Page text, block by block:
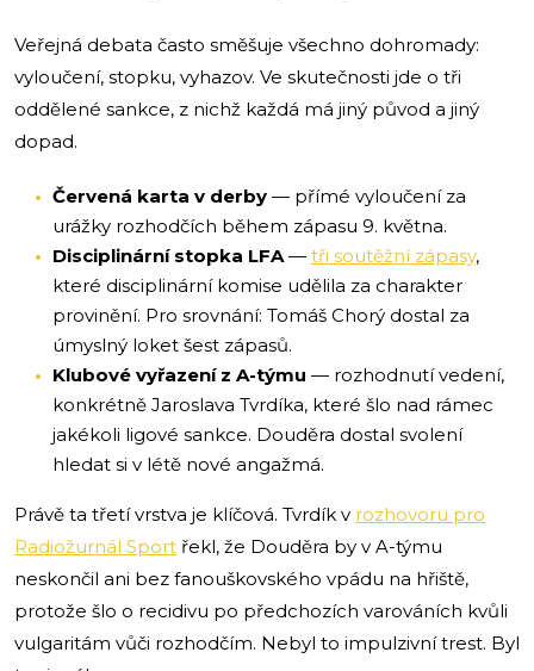
Veřejná debata často směšuje všechno dohromady:
vyloučení, stopku, vyhazov. Ve skutečnosti jde o tři
oddělené sankce, z nichž každá má jiný původ a jiný
dopad.
Červená karta v derby — přímé vyloučení za
urážky rozhodčích během zápasu 9. května.
Disciplinární stopka LFA— tři soutěžní zápasy,
které disciplinární komise udělila za charakter
provinění. Pro srovnání: Tomáš Chorý dostal za
úmyslný loket šest zápasů.
Klubové vyřazení z A-týmu — rozhodnutí vedení,
konkrétně Jaroslava Tvrdíka, které šlo nad rámec
jakékoli ligové sankce. Douděra dostal svolení
hledat si v létě nové angažmá.
Právě ta třetí vrstva je klíčová. Tvrdík v rozhovoru pro
Radiožurnál Sport řekl, že Douděra by v A-týmu
neskončil ani bez fanouškovského vpádu na hřiště,
protože šlo o recidivu po předchozích varováních kvůli
vulgaritám vůči rozhodčím. Nebyl to impulzivní trest. Byl